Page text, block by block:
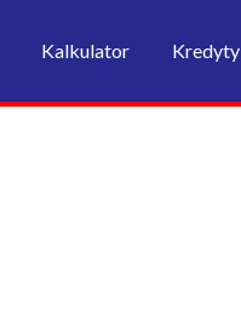
Kalkulator Kredyty